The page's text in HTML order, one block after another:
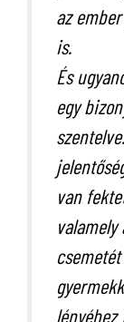
az
is.
És
egy
van